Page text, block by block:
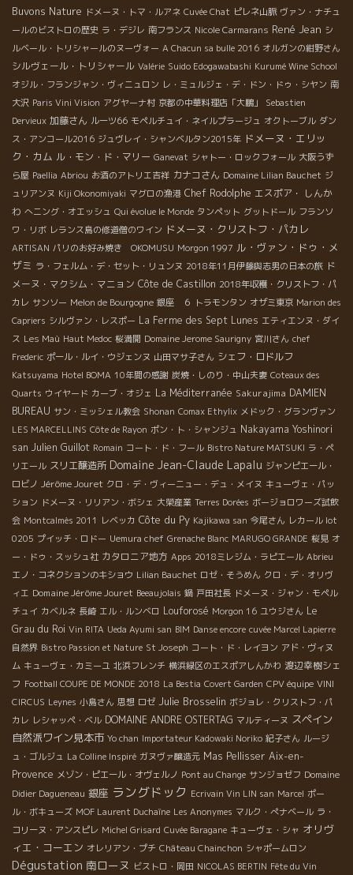
Buvons Nature ドメーヌ・トマ・ルアネ Cuvée Chat ピレネ山脈 ヴァン・ナチュ
ールのビストロの歴史 ラ・デジレ 南フランス Nicole Carmarans René Jean シ
ルベール・トリシャールのヌーヴォー A Chacun sa bulle 2016 オルガンの紺野さん
シルヴェール・トリシャール Valérie Suido Edogawabashi Kurumé Wine School
オジル・フランジャン・ヴィニュロン レ・ミュルジェ・デ・ドン・ドゥ・シヤン 南
大沢 Paris Vini Vision アグヤーナ村 京都の中華料理店「大鵬」
Sebastien
Dervieux 加藤さん ルーツ66 モペルチュイ・ネイルプラージュ オクトーブル ダン
ス・アンコール2016 ジュヴレイ・シャンベルタン2015年 ドメーヌ・エリッ
ク・カム ル・モン・ド・マリー Ganevat シャトー・ロックフォール 大阪うず
ら屋 Paellia Abriou お酒のアトリエ吉祥 カナコさん Domaine Lilian Bauchet ジ
ュリアンヌ Kiji Okonomiyaki マグロの漁港 Chef Rodolphe エスポア・ しんか
わ へニング・オエッシュ Qui évolue le Monde タンペット グットドール フランソ
ワ・リボ レランス島の修道僧のワイン ドメーヌ・クリストフ・パカレ
ARTISAN パリのお好み焼き OKOMUSU Morgon 1997 ル・ヴァン・ドゥ・メ
ザミ ラ・フェルム・デ・セット・リュンヌ 2018年11月伊藤與志男の日本の旅 ド
メーヌ・マクシム・マニョン Côte de Castillon 2018年収穫・クリストフ・パ
カレ サンソー Melon de Bourgogne 銀座 ６ トラモンタン オザミ東京 Marion des
Capriers シルヴァン・レスポー La Ferme des Sept Lunes エティエンヌ・ダイ
ス Les Maù Haut Medoc 桜満開 Domaine Jerome Saurigny 宮川さん chef
Frederic ポール・ルイ・ウジェンヌ 山田マサ子さん シェフ・ロドルフ
Katsuyama Hotel BOMA 10年間の感謝 炭焼・しのり・中山夫妻 Coteaux des
Quarts ウイヤード カーブ・オジェ La Méditerranée Sakurajima DAMIEN
BUREAU サン・ミッシェル教会 Shonan Comax Ethylix メドック・グランヴァン
LES MARCELLINS Côte de Rayon ポン・ト・シャンジュ Nakayama Yoshinori
san Julien Guillot Romain コート・ド・フール Bistro Nature MATSUKI ラ・ペ
リエール スリエ醸造所 Domaine Jean-Claude Lapalu ジャンピエール・
ロビノ Jérôme Jouret クロ・デ・ヴィーニュー・デュ・メイヌ キューヴェ・パッ
ション ドメーヌ・リリアン・ボシェ 大榮産業 Terres Dorées ボージョロワーズ試飲
会 Montcalmès 2011 レベッカ Côte du Py Kajikawa san 今尾さん レカール lot
0205 プイッチ・ロドー Uemura chef Grenache Blanc MARUGO GRANDE 桜見 オ
ー・ドゥ・スッシュ社 カタロニア地方 Apps 2018ミレジム・ラピエール Abrieu
エノ・コネクションのキショウ Lilian Bauchet ロゼ・そうめん クロ・デ・オリヴ
ィエ Domaine Jérôme Jouret Beeaujolais 鍋 戸田社長 ドメーヌ・ジャン・モペル
チュイ カベルネ 長崎 エル・ルンベロ Louforosé Morgon 16 ユウジさん Le
Grau du Roi Vin RITA Ueda Ayumi san BIM Danse encore cuvée Marcel Lapierre
自然界 Bistro Passion et Nature St Joseph コート・ド・レイヨン アド・ヴィヌ
ム キューヴェ・カミーユ 北浜フレンチ 横浜緑区のエスポアしんかわ 渡辺幸樹シェ
フ Football COUPE DE MONDE 2018 La Bestia Covert Garden CPV équipe VINI
CIRCUS Leynes 小島さん 思想 ロゼ Julie Brosselin ボジョレ・クリストフ・パ
カレ レシャッペ・ベル DOMAINE ANDRE OSTERTAG マルティーヌ スペイン
自然派ワイン見本市 Yo chan Importateur Kadowaki Noriko 紀子さん ルージ
ュ・ゴルジュ La Colline Inspiré ガヌヴァ醸造元 Mas Pellisser Aix-en-
Provence メゾン・ピエール・オヴェルノ Pont au Change サンジョゼフ Domaine
Didier Dagueneau 銀座 ラングドック Ecrivain Vin LIN san Marcel ポー
ル・ボキューズ MOF Laurent Duchaîne Les Anonymes マルク・ぺナベール ラ・
コリーヌ・アンスピレ Michel Grisard Cuvée Baragane キューヴェ・シャ オリヴ
ィエ・コーエン オレリアン・プチ Château Chainchon シャポームロン
Dégustation 南ローヌ ビストロ・岡田 NICOLAS BERTIN Fête du Vin